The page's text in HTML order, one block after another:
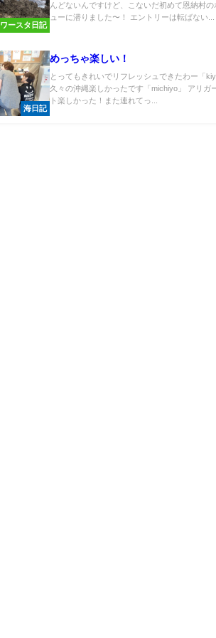
ワースタ日記
んどないんですけど、こないだ初めて恩納村の
ューに潜りました〜！ エントリーは転ばない...
海日記
めっちゃ楽しい！
とってもきれいでリフレッシュできたわー「
久々の沖縄楽しかったです「michiyo」 アリガ
ト楽しかった！また連れてっ...